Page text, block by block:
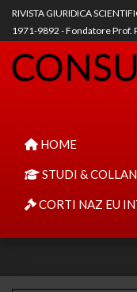
RIVISTA GIURIDICA
1971-9892 - Fondatore Prof.
HOME
STUDI &
CORTI NAZ EU